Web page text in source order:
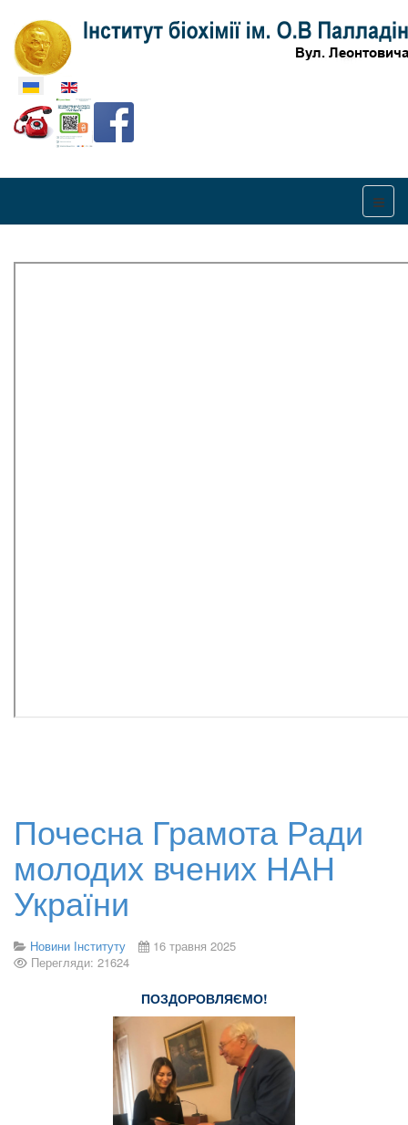
Оберіть свою мову
Почесна Грамота Ради
молодих вчених НАН
України
Новини Інституту
16 травня 2025
Перегляди: 21624
ПОЗДОРОВЛЯЄМО!